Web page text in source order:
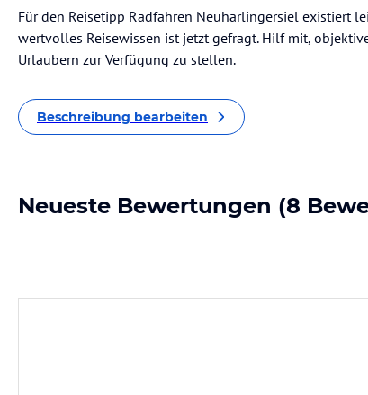
Für den Reisetipp Radfahren Neuharlingersiel existiert
wertvolles Reisewissen ist jetzt gefragt. Hilf mit,
Urlaubern zur Verfügung zu stellen.
Beschreibung bearbeiten
Neueste Bewertungen (8